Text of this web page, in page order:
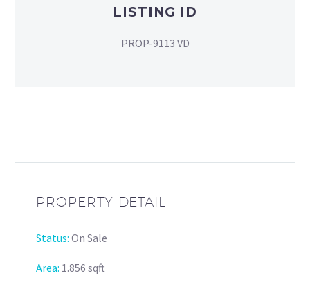
LISTING ID
PROP-9113 VD
PROPERTY DETAIL
Status: On Sale
Area: 1.856 sqft